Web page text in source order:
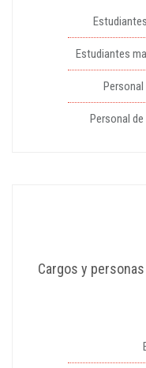
Estudiantes
Personal
Cargos y